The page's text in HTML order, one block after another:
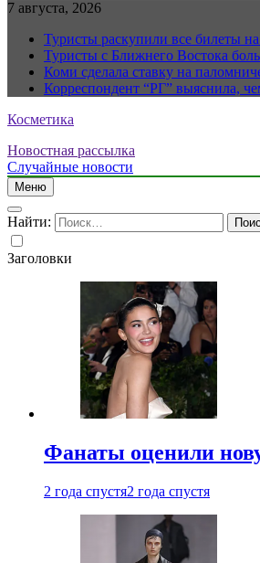
7 августа, 2026
Туристы раскупили все билеты
Туристы с Ближнего Востока
Коми сделала ставку на
Корреспондент “РГ” выяснила,
Косметика
Новостная рассылка
Случайные новости
Меню
Найти:
Заголовки
Фанаты оценили
2 года спустя2 года спустя